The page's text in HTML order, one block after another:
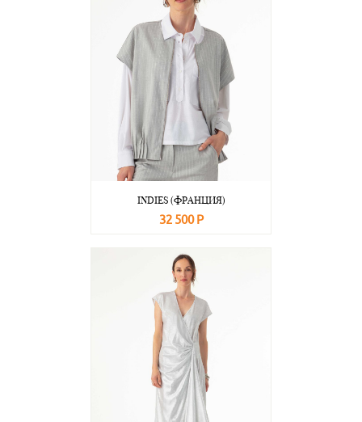
INDIES (ФРАНЦИЯ)
32 500 Р